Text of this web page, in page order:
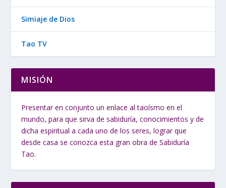
Simiaje de Dios
Tao TV
MISIÓN
Presentar en conjunto un enlace al taoísmo en el
mundo, para que sirva de sabiduría, conocimientos y de
dicha espiritual a cada uno de los seres, lograr que
desde casa se conozca esta gran obra de Sabiduría
Tao.